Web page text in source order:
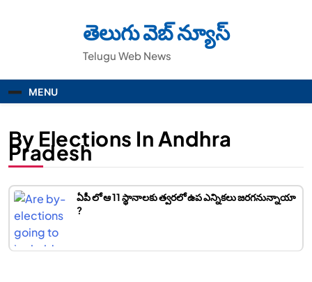
తెలుగు వెబ్ న్యూస్
Telugu Web News
MENU
By Elections In Andhra
Pradesh
ఏపీ లో ఆ 11 స్థానాలకు త్వరలో ఉప ఎన్నికలు జరగనున్నాయా
?